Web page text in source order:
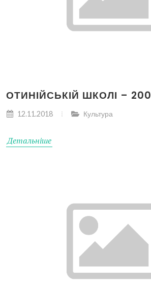
ОТИНІЙСЬКІЙ ШКОЛІ – 200
12.11.2018 Культура
Детальніше